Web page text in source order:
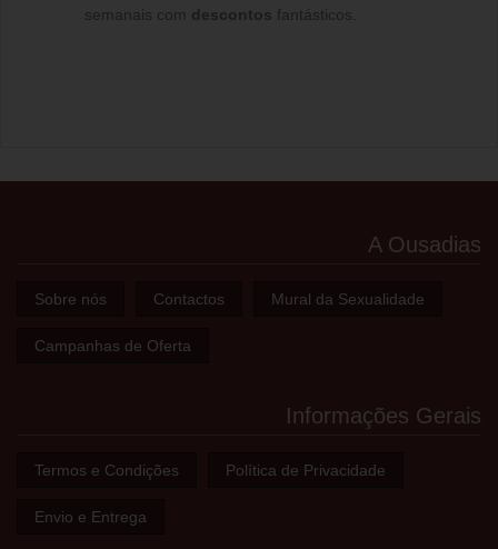
semanais com descontos fantásticos.
A Ousadias
Sobre nós Contactos Mural da Sexualidade
Campanhas de Oferta
Informações Gerais
Termos e Condições Política de Privacidade
Envio e Entrega